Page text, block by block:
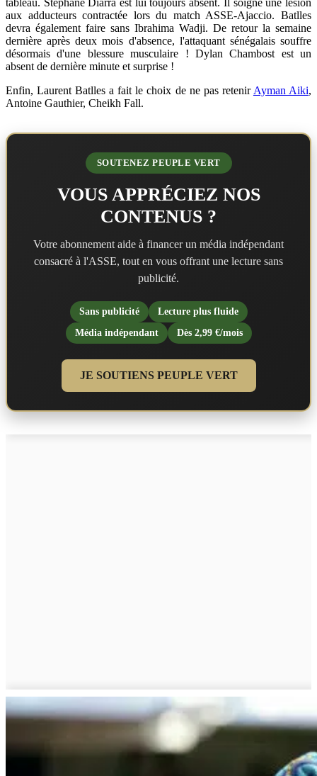
tableau. Stéphane Diarra est lui toujours absent. Il soigne une lésion
aux adducteurs contractée lors du match ASSE-Ajaccio. Batlles
devra également faire sans Ibrahima Wadji. De retour la semaine
dernière après deux mois d'absence, l'attaquant sénégalais souffre
désormais d'une blessure musculaire ! Dylan Chambost est un
absent de dernière minute et surprise !
Enfin, Laurent Batlles a fait le choix de ne pas retenir Ayman Aiki,
Antoine Gauthier, Cheikh Fall.
SOUTENEZ PEUPLE VERT
VOUS APPRÉCIEZ NOS
CONTENUS ?
Votre abonnement aide à financer un média indépendant
consacré à l'ASSE, tout en vous offrant une lecture sans
publicité.
Sans publicité
Lecture plus fluide
Média indépendant
Dès 2,99 €/mois
JE SOUTIENS PEUPLE VERT